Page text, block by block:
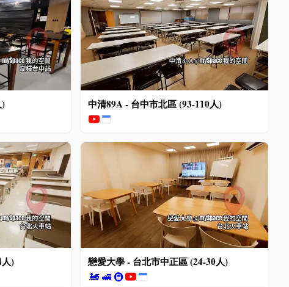
中清89A - 台中市北區 (93-110人)
) 戀愛大學 - 台北市中正區 (24-30人)
🚂 🚅🚇